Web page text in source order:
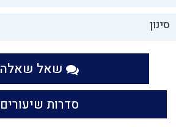
סינון
שאל שאלה
סדרות שיעורים